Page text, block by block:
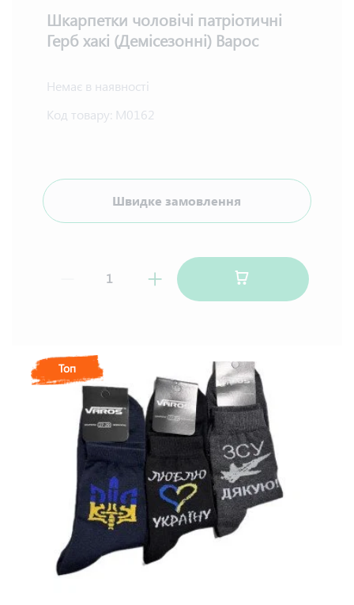
Шкарпетки чоловічі патріотичні
Герб хакі (Демісезонні) Варос
Немає в наявності
Код товару: М0162
Швидке замовлення
Топ